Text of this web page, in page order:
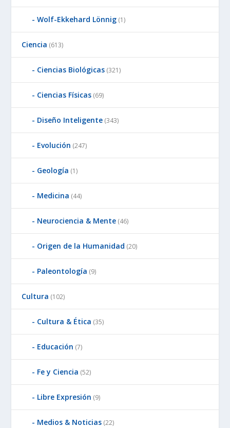
Wolf-Ekkehard Lönnig (1)
Ciencia (613)
Ciencias Biológicas (321)
Ciencias Físicas (69)
Diseño Inteligente (343)
Evolución (247)
Geología (1)
Medicina (44)
Neurociencia & Mente (46)
Origen de la Humanidad (20)
Paleontología (9)
Cultura (102)
Cultura & Ética (35)
Educación (7)
Fe y Ciencia (52)
Libre Expresión (9)
Medios & Noticias (22)